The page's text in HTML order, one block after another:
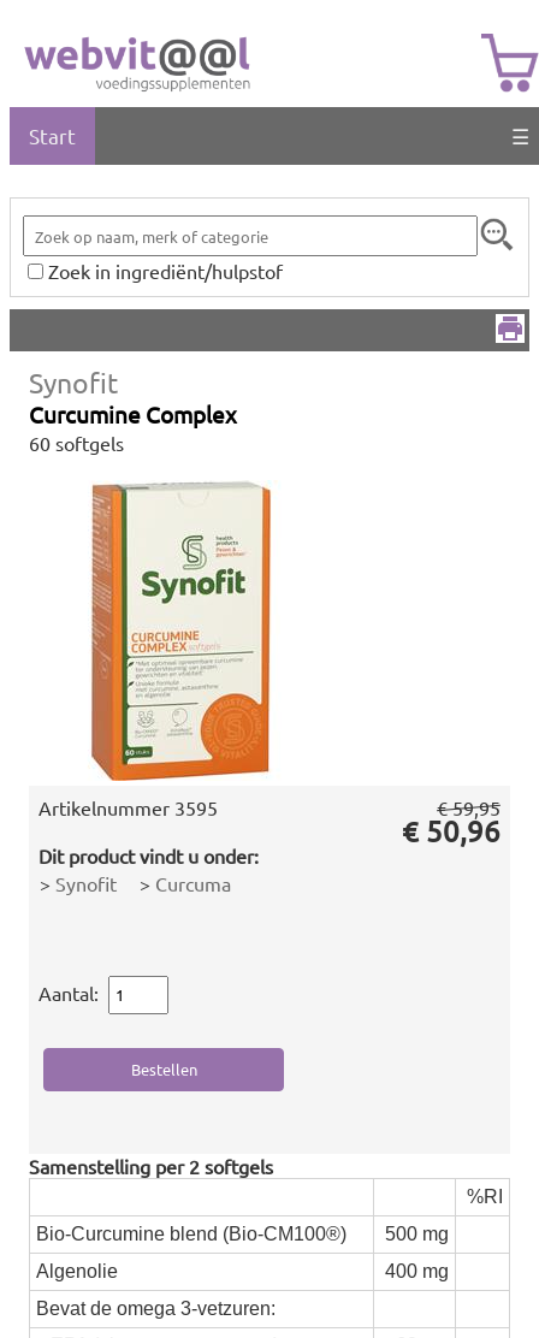
Start ☰
Zoek in ingrediënt/hulpstof
Synofit
Curcumine Complex
60 softgels
Artikelnummer 3595
Dit product vindt u onder:
> Synofit > Curcuma
€ 59,95
€ 50,96
Aantal:
Samenstelling per 2 softgels
%RI
Bio-Curcumine blend (Bio-CM100®)
500 mg
Algenolie
400 mg
Bevat de omega 3-vetzuren: